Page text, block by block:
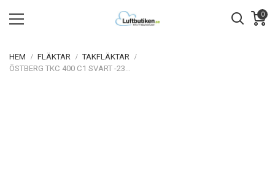
0
HEM FLÄKTAR
TAKFLÄKTAR